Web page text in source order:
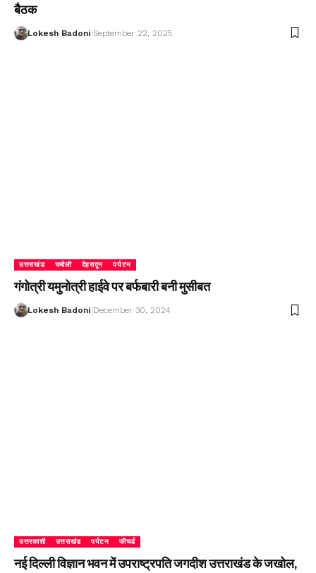
बैठक
Lokesh Badoni September 22, 2025
उत्तराखंड चमोली देहरादून पर्यटन
गंगोत्री यमुनोत्री हाईवे पर बर्फबारी बनी मुसीबत
Lokesh Badoni December 30, 2024
उत्तरकाशी उत्तराखंड पर्यटन फीचर्ड
नई दिल्ली विज्ञान भवन में उपराष्ट्रपति जगदीश उत्तराखंड के जखोल,